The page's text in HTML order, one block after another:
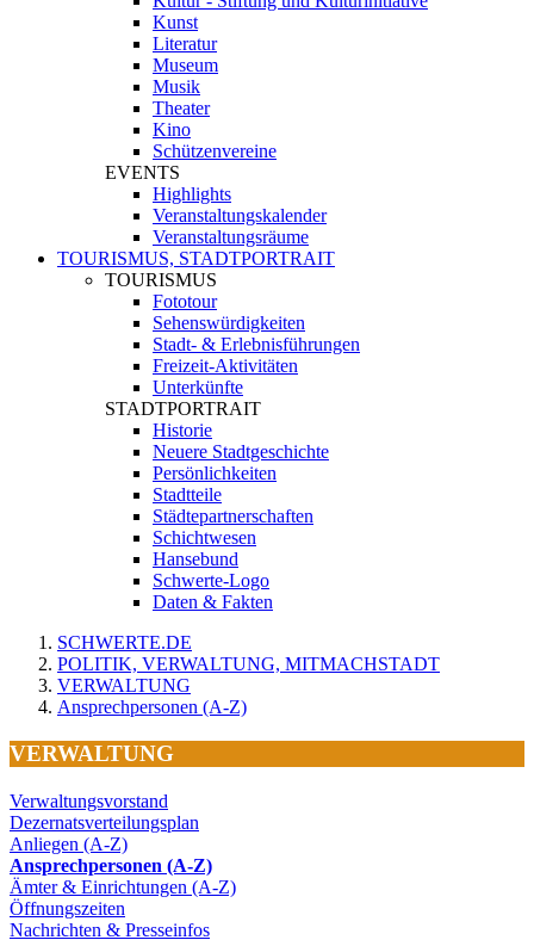
Kunst
Literatur
Museum
Musik
Theater
Kino
Schützenvereine
EVENTS
Highlights
Veranstaltungskalender
Veranstaltungsräume
TOURISMUS, STADTPORTRAIT
TOURISMUS
Fototour
Sehenswürdigkeiten
Stadt- & Erlebnisführungen
Freizeit-Aktivitäten
Unterkünfte
STADTPORTRAIT
Historie
Neuere Stadtgeschichte
Persönlichkeiten
Stadtteile
Städtepartnerschaften
Schichtwesen
Hansebund
Schwerte-Logo
Daten & Fakten
SCHWERTE.DE
POLITIK, VERWALTUNG, MITMACHSTADT
VERWALTUNG
Ansprechpersonen (A-Z)
VERWALTUNG
Verwaltungsvorstand
Dezernatsverteilungsplan
Anliegen (A-Z)
Ansprechpersonen (A-Z)
Ämter & Einrichtungen (A-Z)
Öffnungszeiten
Nachrichten & Presseinfos